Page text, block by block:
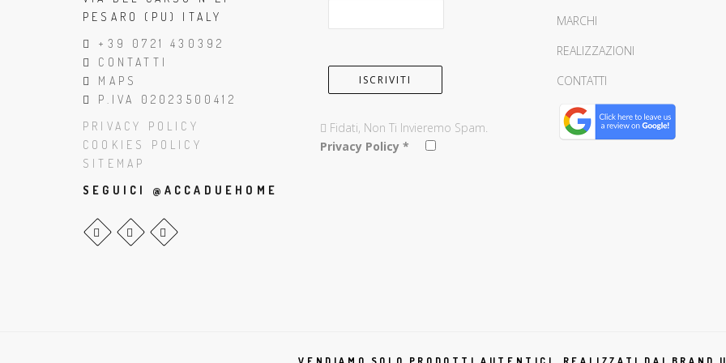
PESARO (PU) ITALY
+39 0721 430392
CONTATTI
MAPS
P.IVA 02023500412
PRIVACY POLICY
COOKIES POLICY
SITEMAP
SEGUICI @ACCADUEHOME
Fidati, Non Ti Invieremo Spam.
Privacy Policy*
MARCHI
REALIZZAZIONI
CONTATTI